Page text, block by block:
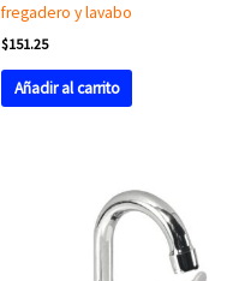
fregadero y lavabo
$151.25
Añadir al carrito